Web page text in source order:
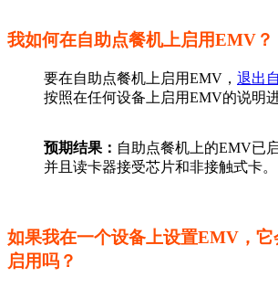
我如何在自助点餐机上启用EMV？
要在自助点餐机上启用EMV， 退出
按照在任何设备上启用EMV的说明进
预期结果： 自助点餐机上的EMV已
并且读卡器接受芯片和非接触式卡。
如果我在一个设备上设置EMV，
启用吗？